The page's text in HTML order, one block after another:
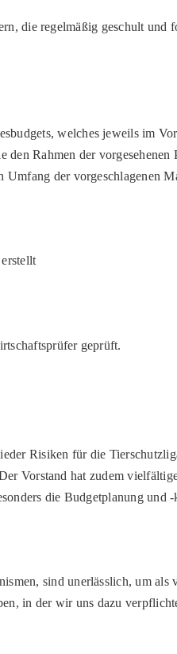
die regelmäßig geschult
welches jeweils im
Rahmen der
der vorgeschlagenen
geprüft.
Risiken für die
Vorstand hat zudem
die Budgetplanung und
sind unerlässlich, um als
in der wir uns dazu